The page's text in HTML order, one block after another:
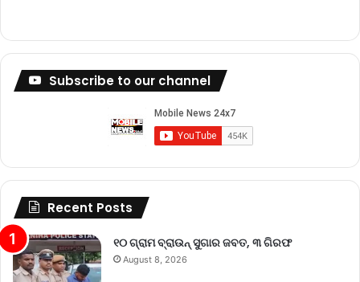
Subscribe to our channel
Recent Posts
୧୦ ଗ୍ରାମ ବ୍ରାଉନ୍ ସୁଗାର ଜବତ, ୩ ଗିରଫ
August 8, 2026